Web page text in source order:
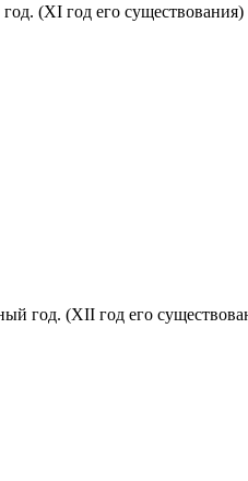
(XI год его существования)
год. (XII год его